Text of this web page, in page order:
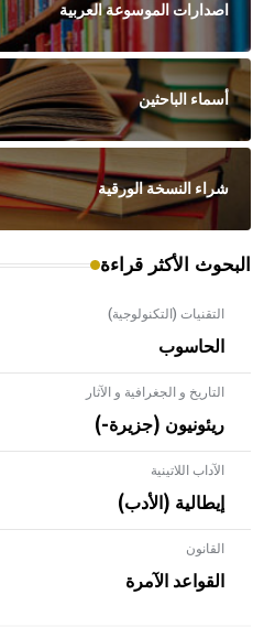
اصدارات الموسوعة العربية
أسماء الباحثين
شراء النسخة الورقية
البحوث الأكثر قراءة
التقنيات (التكنولوجية)
الحاسوب
التاريخ و الجغرافية و الآثار
ريئونيون (جزيرة-)
الآداب اللاتينية
إيطالية (الأدب)
القانون
القواعد الآمرة
- هل تعلم أن الأبلق نوع من
بالعمارة الإسلامية في بلاد
المعمار على بناء مداميكه وخاصة